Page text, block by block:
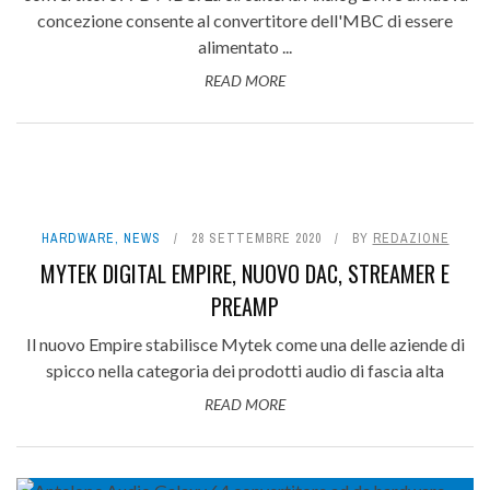
concezione consente al convertitore dell'MBC di essere
alimentato ...
READ MORE
HARDWARE, NEWS 28 SETTEMBRE 2020 BY REDAZIONE
MYTEK DIGITAL EMPIRE, NUOVO DAC, STREAMER E
PREAMP
Il nuovo Empire stabilisce Mytek come una delle aziende di
spicco nella categoria dei prodotti audio di fascia alta
READ MORE